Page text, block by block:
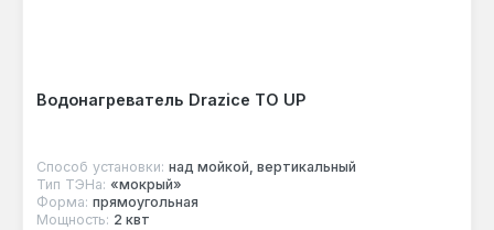
Водонагреватель Drazice TO UP
Способ установки: над мойкой, вертикальный
Тип ТЭНа: «мокрый»
Форма: прямоугольная
Мощность: 2 квт